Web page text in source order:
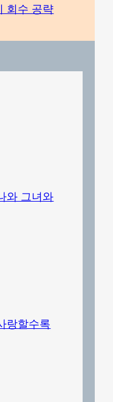
회수 공략
와 그녀와
랑할수록